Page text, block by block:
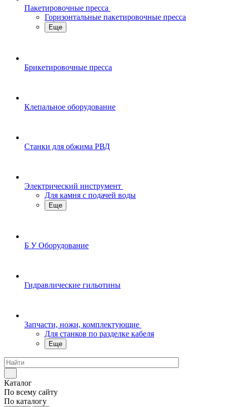
Пакетировочные пресса
Горизонтальные пакетировочные пресса
Еще
Брикетировочные пресса
Клепальное оборудование
Станки для обжима РВД
Электрический инструмент
Для камня с подачей воды
Еще
Б У Оборудование
Гидравлические гильотины
Запчасти, ножи, комплектующие
Для станков по разделке кабеля
Еще
Каталог
По всему сайту
По каталогу